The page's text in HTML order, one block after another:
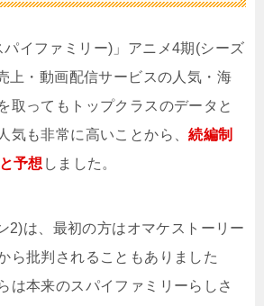
パイファミリー)」アニメ4期(シーズ
上・動画配信サービスの人気・海
取ってもトップクラスのデータと
気も非常に高いことから、続編制
予想 しました。
2)は、最初の方はオマケストーリー
ら批判されることもありました
は本来のスパイファミリーらしさ